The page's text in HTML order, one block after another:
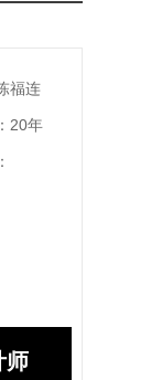
福连
：20年
：
师